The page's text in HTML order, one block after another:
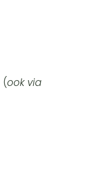
(ook via